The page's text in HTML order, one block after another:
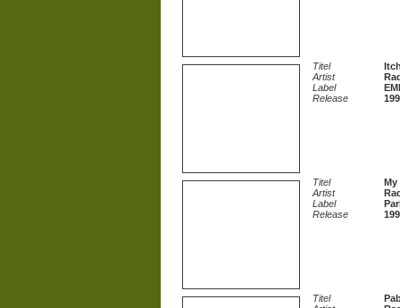
Titel
Artist
Label
Release
Titel
My
Artist
Label
Release
Titel